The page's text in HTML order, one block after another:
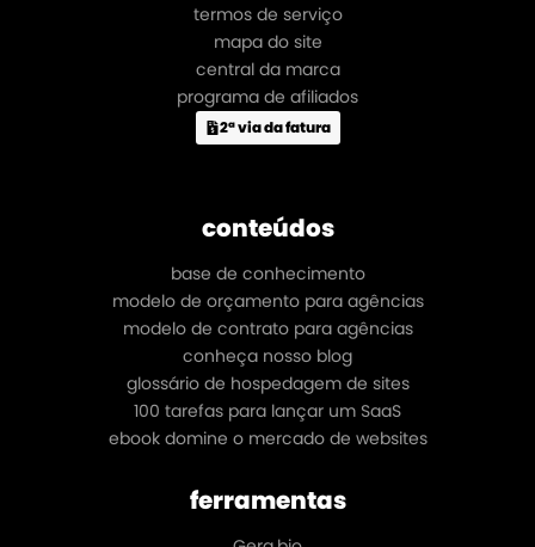
termos de serviço
mapa do site
central da marca
programa de afiliados
2ª via da fatura
conteúdos
base de conhecimento
modelo de orçamento para agências
modelo de contrato para agências
conheça nosso blog
glossário de hospedagem de sites
100 tarefas para lançar um SaaS
ebook domine o mercado de websites
ferramentas